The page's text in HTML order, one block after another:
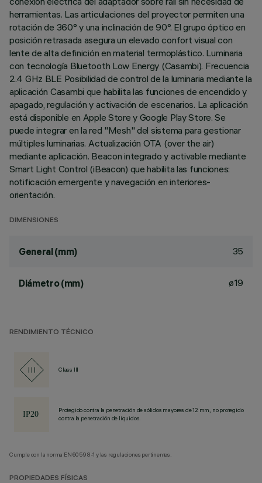
herramientas. Las articulaciones del proyector permiten una
rotación de 360° y una inclinación de 90°. El grupo óptico en
posición retrasada asegura un elevado confort visual con
lente de alta definición en material termoplástico. Luminaria
con tecnología Bluetooth Low Energy (Casambi). Frecuencia
2.4 GHz BLE Posibilidad de control de la luminaria mediante la
aplicación Casambi que habilita las funciones de encendido y
apagado, regulación y activación de escenarios. La aplicación
está disponible en Apple Store y Google Play Store. Se
puede integrar en la red "Mesh" del sistema para gestionar
múltiples luminarias. Actualización OTA (over the air)
mediante aplicación. Beacon integrado y activable mediante
Smart Light Control (iBeacon) que habilita las funciones:
notificación emergente y navegación en interiores-
orientación.
DIMENSIONES
General (mm) 35
Diámetro (mm) ø19
RENDIMIENTO TÉCNICO
Class III
Protegido contra la penetración de sólidos mayores de 12 mm, no protegido
contra la penetración de líquidos.
Cumple con la norma EN60598-1 y las regulaciones pertinentes.
PROPIEDADES FÍSICAS